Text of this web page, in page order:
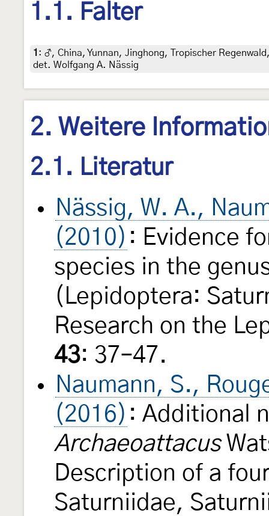
1.1. Falter
1 : ♂, China, Yunnan, Jinghong, Tropischer
det. Wolfgang A. Nässig
2. Weitere
2.1. Literatur
Nässig, W. A.,
(2010) : Evidence
species in the
(Lepidoptera:
Research on the
43: 37–47.
Naumann, S.,
(2016) : Additional
Archaeoattacus
Description of a
Saturniidae,